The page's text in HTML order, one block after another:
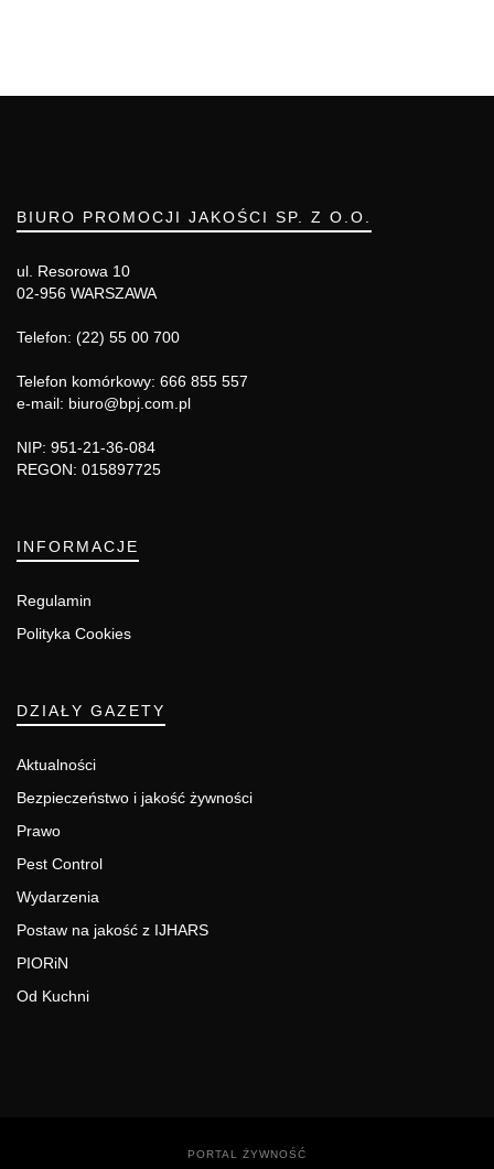
BIURO PROMOCJI JAKOŚCI SP. Z O.O.
ul. Resorowa 10
02-956 WARSZAWA
Telefon: (22) 55 00 700
Telefon komórkowy: 666 855 557
e-mail: biuro@bpj.com.pl
NIP: 951-21-36-084
REGON: 015897725
INFORMACJE
Regulamin
Polityka Cookies
DZIAŁY GAZETY
Aktualności
Bezpieczeństwo i jakość żywności
Prawo
Pest Control
Wydarzenia
Postaw na jakość z IJHARS
PIORiN
Od Kuchni
PORTAL ŻYWNOŚĆ